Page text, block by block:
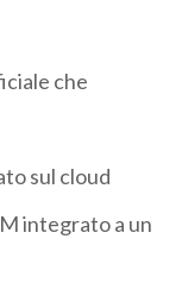
che
sul cloud
integrato a un